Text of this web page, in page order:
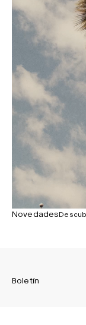
Novedades
Boletín